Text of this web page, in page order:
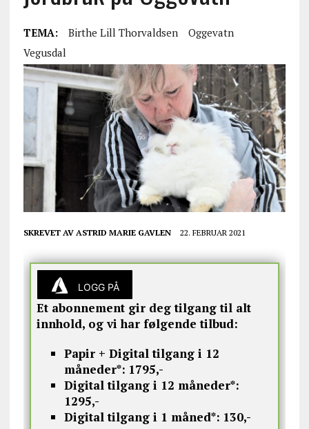
TEMA: Birthe Lill Thorvaldsen
Oggevatn
Vegusdal
SKREVET AV ASTRID MARIE GAVLEN 22. FEBRUAR 2021
LOGG PÅ
Et abonnement gir deg tilgang til alt
innhold, og vi har følgende tilbud:
Papir + Digital tilgang i 12
måneder*: 1795,-
Digital tilgang i 12 måneder*:
1295,-
Digital tilgang i 1 måned*: 130,-